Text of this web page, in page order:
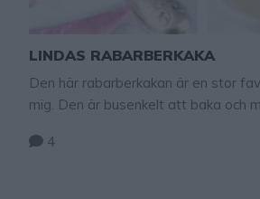
LINDAS RABARBERKAKA
Den här rabarberkakan är en stor
mig. Den är busenkelt att baka och
och gudomligt gott! Den sötsyrliga
4